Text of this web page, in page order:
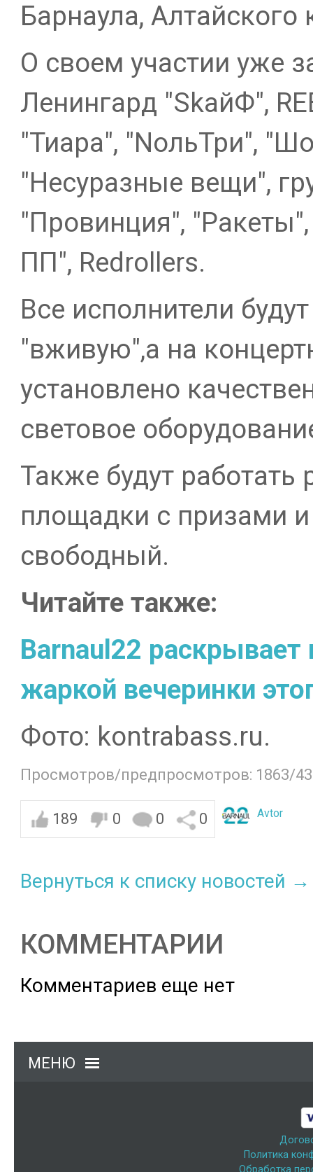
Барнаула,
О своем участии уже
Ленингард "SkaйФ",
"Тиара", "NольТри",
"Несуразные вещи",
"Провинция",
ПП", Redrollers.
Все исполнители
"вживую",а на
установлено
световое
Также будут работать
площадки с призами
свободный.
Читайте также:
Barnaul22
жаркой вечеринки
Фото: kontrabass.ru.
Просмотров/предпросмотров: 1863/43
189 0 0 0 Avtor
Вернуться к списку новостей →
КОММЕНТАРИИ
Комментариев еще нет
МЕНЮ
Политика